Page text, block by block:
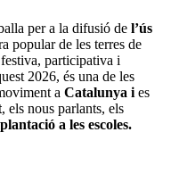
per a la difusió de l’ús
popular de les terres de
participativa i
2026, és una de les
a Catalunya i es
, els nous parlants, els
a les escoles.